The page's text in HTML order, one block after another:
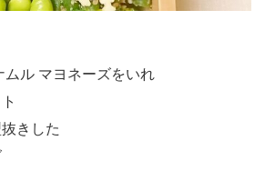
ムル マヨネーズをいれ
きした